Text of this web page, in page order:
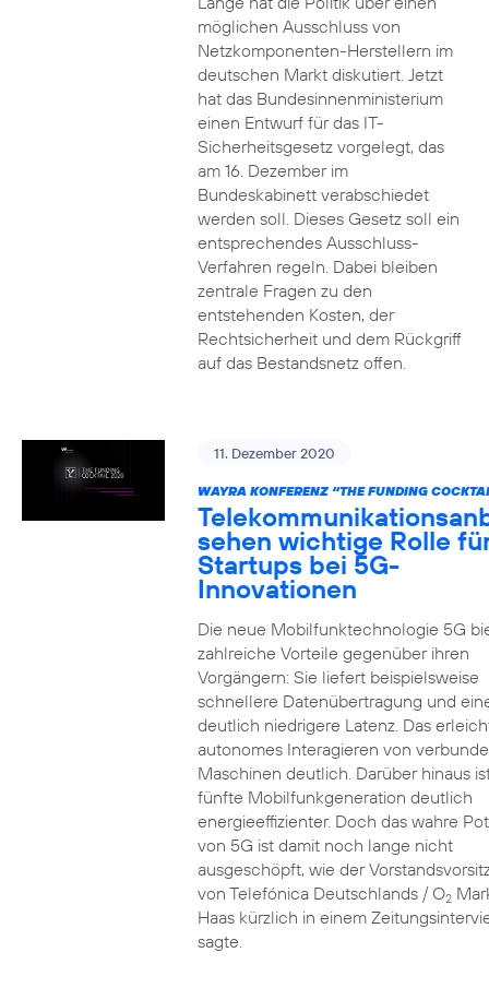
möglichen Ausschluss von
Netzkomponenten-Herstellern im
deutschen Markt diskutiert. Jetzt
hat das Bundesinnenministerium
einen Entwurf für das IT-
Sicherheitsgesetz vorgelegt, das
am 16. Dezember im
Bundeskabinett verabschiedet
werden soll. Dieses Gesetz soll ein
entsprechendes Ausschluss-
Verfahren regeln. Dabei bleiben
zentrale Fragen zu den
entstehenden Kosten, der
Rechtsicherheit und dem Rückgriff
auf das Bestandsnetz offen.
11. Dezember 2020
WAYRA KONFERENZ “THE FUNDING
sehen wichtige Rolle
Startups bei 5G-
Innovationen
Die neue Mobilfunktechnologie 5G
zahlreiche Vorteile gegenüber ihren
Vorgängern: Sie liefert beispielsweise
schnellere Datenübertragung und
deutlich niedrigere Latenz. Das
autonomes Interagieren von
Maschinen deutlich. Darüber hinaus
fünfte Mobilfunkgeneration deutlich
energieeffizienter. Doch das wahre
von 5G ist damit noch lange nicht
ausgeschöpft, wie der
von Telefónica Deutschlands / O2
Haas kürzlich in einem
sagte.